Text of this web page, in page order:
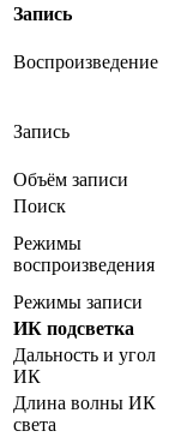
Запись
Воспроизведение
Запись
Объём записи
Поиск
Режимы
воспроизведения
Режимы записи
ИК подсветка
Дальность и угол
ИК
Длина волны ИК
света